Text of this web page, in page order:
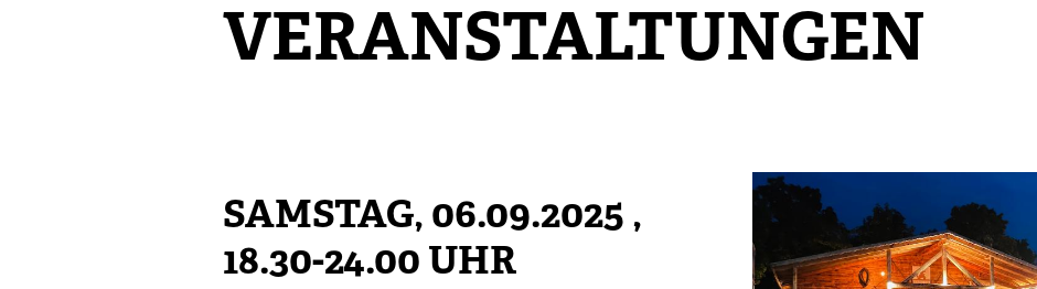
VERANSTALTUNGEN
SAMSTAG, 06.09.2025 ,
18.30-24.00 UHR